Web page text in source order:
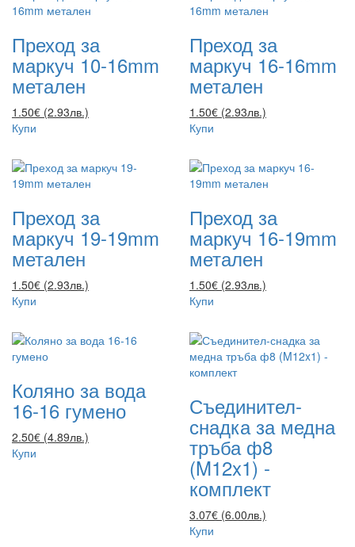
Преход за
маркуч 10-16mm
метален
1.50€ (2.93лв.)
Купи
Преход за
маркуч 16-16mm
метален
1.50€ (2.93лв.)
Купи
Преход за
маркуч 19-19mm
метален
1.50€ (2.93лв.)
Купи
Преход за
маркуч 16-19mm
метален
1.50€ (2.93лв.)
Купи
Коляно за вода
16-16 гумено
2.50€ (4.89лв.)
Купи
Съединител-
снадка за медна
тръба ф8
(M12x1) -
комплект
3.07€ (6.00лв.)
Купи